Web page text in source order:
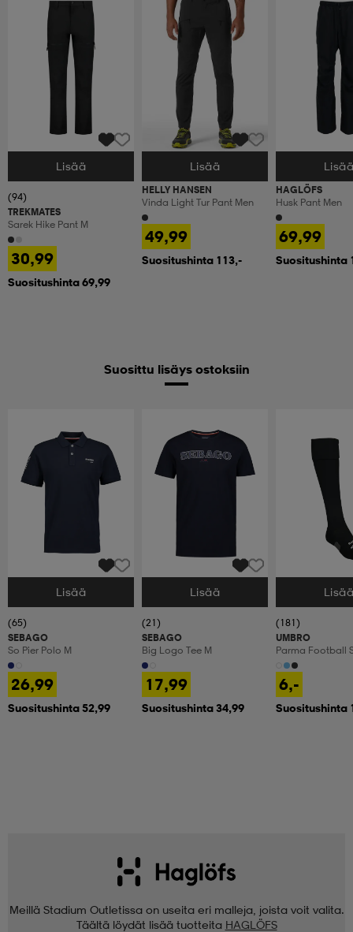
Valitse Koko
Lisää
(94)
TREKMATES
Sarek Hike Pant M
30,99
Suositushinta 69,99
Valitse Koko
Lisää
HELLY HANSEN
Vinda Light Tur Pant Men
49,99
Suositushinta 113,-
Valitse Koko
HAGLÖFS
Husk Pant Men
69,99
Suositushinta
Suosittu lisäys ostoksiin
Valitse Koko
Lisää
(65)
SEBAGO
So Pier Polo M
26,99
Suositushinta 52,99
Valitse Koko
Lisää
(21)
SEBAGO
Big Logo Tee M
17,99
Suositushinta 34,99
Valitse Koko
(181)
UMBRO
Parma Football
6,-
Suositushinta
Meillä Stadium Outletissa on useita eri malleja, joista voit valita.
Täältä löydät lisää tuotteita HAGLÖFS